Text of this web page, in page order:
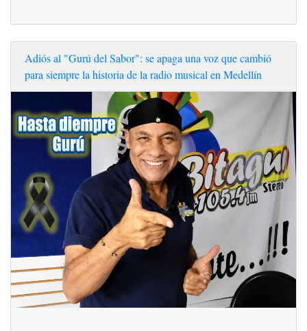
Adiós al "Gurú del Sabor": se apaga una voz que cambió
para siempre la historia de la radio musical en Medellín